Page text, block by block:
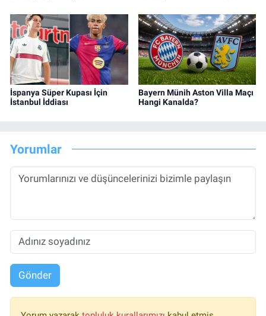
İspanya Süper Kupası İçin
İstanbul İddiası
Bayern Münih Aston Villa Maçı
Hangi Kanalda?
Yorumlar
Gönder